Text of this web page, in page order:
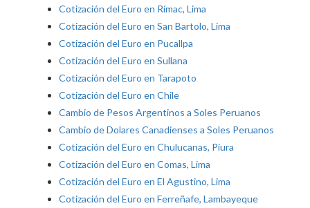
Cotización del Euro en Rímac, Lima
Cotización del Euro en San Bartolo, Lima
Cotización del Euro en Pucallpa
Cotización del Euro en Sullana
Cotización del Euro en Tarapoto
Cotización del Euro en Chile
Cambio de Pesos Argentinos a Soles Peruanos
Cambio de Dolares Canadienses a Soles Peruanos
Cotización del Euro en Chulucanas, Piura
Cotización del Euro en Comas, Lima
Cotización del Euro en El Agustino, Lima
Cotización del Euro en Ferreñafe, Lambayeque